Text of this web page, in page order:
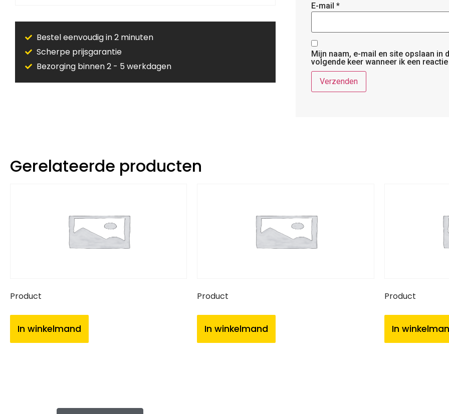
Bestel eenvoudig in 2 minuten
Scherpe prijsgarantie
Bezorging binnen 2 - 5 werkdagen
E-mail *
Mijn naam, e-mail en site opslaan in
volgende keer wanneer ik een
Gerelateerde producten
Product
In winkelmand
Product
In winkelmand
Product
In